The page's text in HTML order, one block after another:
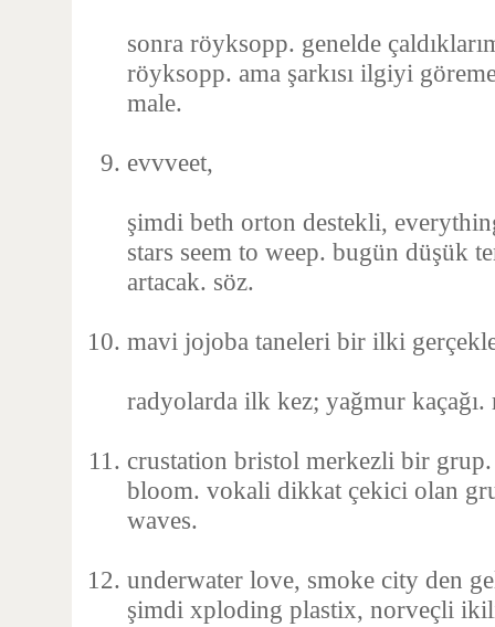
sonra röyksopp. genelde
röyksopp. ama şarkısı ilgiyi
male.
evvveet,
şimdi beth orton destekli,
stars seem to weep. bugün düşük
artacak. söz.
mavi jojoba taneleri bir ilki
radyolarda ilk kez; yağmur kaçağı.
crustation bristol merkezli bir grup.
bloom. vokali dikkat çekici olan
waves.
underwater love, smoke city den
şimdi xploding plastix, norveçli